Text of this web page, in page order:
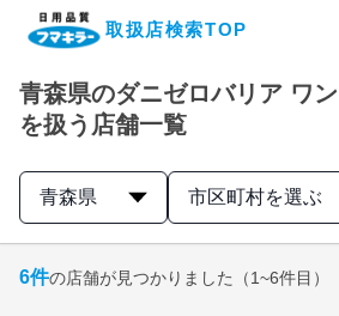
取扱店検索TOP
企業・IR情報サイト
製品情報サイト
青森県のダニゼロバリア ワ
を扱う店舗一覧
青森県 市区町村を選ぶ
6件の店舗が見つかりました （1~6件目）